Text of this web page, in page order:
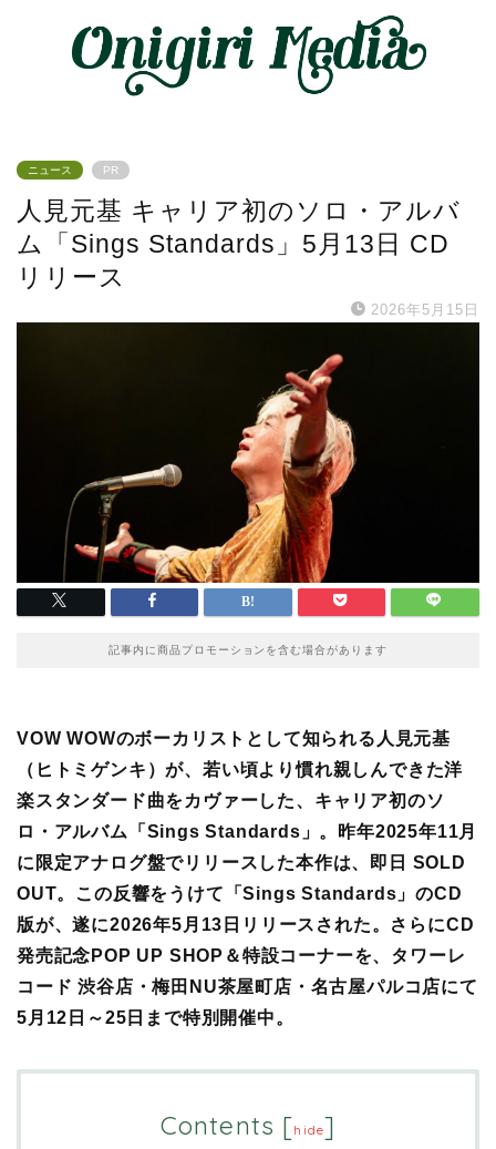
ニュース PR
⼈⾒元基 キャリア初のソロ・アルバ
ム「Sings Standards」5月13日 CD
リリース
2026年5月15日
記事内に商品プロモーションを含む場合があります
VOW WOWのボーカリストとして知られる人見元基
（ヒトミゲンキ）が、若い頃より慣れ親しんできた洋
楽スタンダード曲をカヴァーした、キャリア初のソ
ロ・アルバム「Sings Standards」。昨年2025年11月
に限定アナログ盤でリリース した本作は、即⽇ SOLD
OUT。この反響をうけて 「Sings Standards」のCD
版が、遂に2026年5月13日リリースされた。さらにCD
発売記念POP UP SHOP＆特設コーナーを、タワーレ
コード 渋谷店・梅田NU茶屋町店・名古屋パルコ店にて
5月12日～25日まで特別開催中。
Contents [hide]